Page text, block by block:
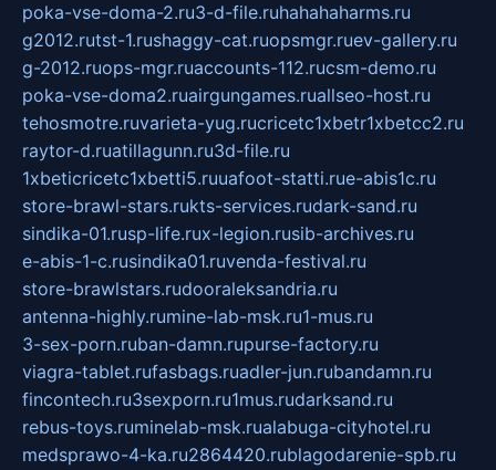
poka-vse-doma-2.ru3-d-file.ruhahahaharms.ru
g2012.rutst-1.rushaggy-cat.ruopsmgr.ruev-gallery.ru
g-2012.ruops-mgr.ruaccounts-112.rucsm-demo.ru
poka-vse-doma2.ruairgungames.ruallseo-host.ru
tehosmotre.ruvarieta-yug.rucricetc1xbetr1xbetcc2.ru
raytor-d.ruatillagunn.ru3d-file.ru
1xbeticricetc1xbetti5.ruuafoot-statti.rue-abis1c.ru
store-brawl-stars.rukts-services.rudark-sand.ru
sindika-01.rusp-life.rux-legion.rusib-archives.ru
e-abis-1-c.rusindika01.ruvenda-festival.ru
store-brawlstars.rudooraleksandria.ru
antenna-highly.rumine-lab-msk.ru1-mus.ru
3-sex-porn.ruban-damn.rupurse-factory.ru
viagra-tablet.rufasbags.ruadler-jun.rubandamn.ru
fincontech.ru3sexporn.ru1mus.rudarksand.ru
rebus-toys.ruminelab-msk.rualabuga-cityhotel.ru
medsprawo-4-ka.ru2864420.rublagodarenie-spb.ru